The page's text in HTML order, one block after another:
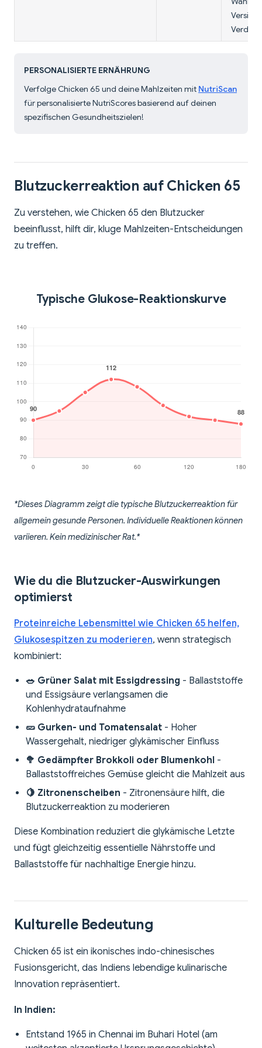
PERSONALISIERTE ERNÄHRUNG
Verfolge Chicken 65 und deine Mahlzeiten mit NutriScan
für personalisierte NutriScores basierend auf deinen
spezifischen Gesundheitszielen!
Blutzuckerreaktion auf Chicken 65
Zu verstehen, wie Chicken 65 den Blutzucker
beeinflusst, hilft dir, kluge Mahlzeiten-Entscheidungen
zu treffen.
Typische Glukose-Reaktionskurve
*Dieses Diagramm zeigt die typische Blutzuckerreaktion für
allgemein gesunde Personen. Individuelle Reaktionen können
variieren. Kein medizinischer Rat.*
Wie du die Blutzucker-Auswirkungen
optimierst
Proteinreiche Lebensmittel wie Chicken 65 helfen,
Glukosespitzen zu moderieren, wenn strategisch
kombiniert:
🥗 Grüner Salat mit Essigdressing - Ballaststoffe
und Essigsäure verlangsamen die
Kohlenhydrataufnahme
🥒 Gurken- und Tomatensalat - Hoher
Wassergehalt, niedriger glykämischer Einfluss
🥦 Gedämpfter Brokkoli oder Blumenkohl -
Ballaststoffreiches Gemüse gleicht die Mahlzeit aus
🍋 Zitronenscheiben - Zitronensäure hilft, die
Blutzuckerreaktion zu moderieren
Diese Kombination reduziert die glykämische Letzte
und fügt gleichzeitig essentielle Nährstoffe und
Ballaststoffe für nachhaltige Energie hinzu.
Kulturelle Bedeutung
Chicken 65 ist ein ikonisches indo-chinesisches
Fusionsgericht, das Indiens lebendige kulinarische
Innovation repräsentiert.
In Indien:
Entstand 1965 in Chennai im Buhari Hotel (am